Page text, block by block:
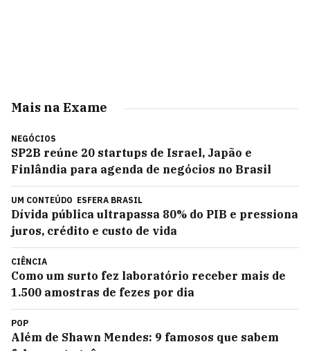
Mais na Exame
NEGÓCIOS
SP2B reúne 20 startups de Israel, Japão e
Finlândia para agenda de negócios no Brasil
UM CONTEÚDO ESFERA BRASIL
Dívida pública ultrapassa 80% do PIB e pressiona
juros, crédito e custo de vida
CIÊNCIA
Como um surto fez laboratório receber mais de
1.500 amostras de fezes por dia
POP
Além de Shawn Mendes: 9 famosos que sabem